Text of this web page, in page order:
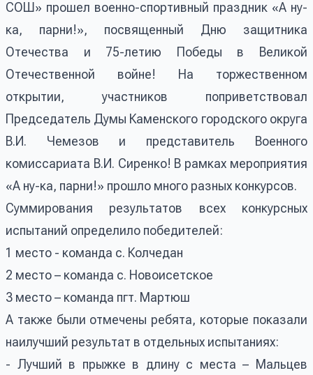
СОШ» прошел военно-спортивный праздник «А ну-
ка, парни!», посвященный Дню защитника
Отечества и 75-летию Победы в Великой
Отечественной войне! На торжественном
открытии, участников поприветствовал
Председатель Думы Каменского городского округа
В.И. Чемезов и представитель Военного
комиссариата В.И. Сиренко! В рамках мероприятия
«А ну-ка, парни!» прошло много разных конкурсов.
Суммирования результатов всех конкурсных
испытаний определило победителей:
1 место - команда с. Колчедан
2 место – команда с. Новоисетское
3 место – команда пгт. Мартюш
А также были отмечены ребята, которые показали
наилучший результат в отдельных испытаниях:
- Лучший в прыжке в длину с места – Мальцев